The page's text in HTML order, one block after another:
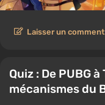
Laisser un
Quiz : De PUBG
mécanismes du